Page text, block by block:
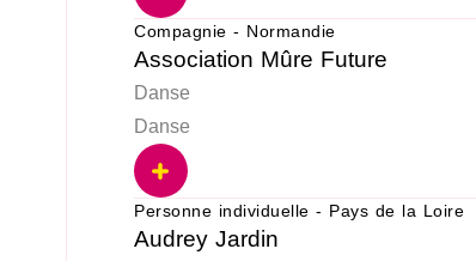
Compagnie - Normandie
Association Mûre Future
Danse
Danse
Personne individuelle - Pays de la Loire
Audrey Jardin